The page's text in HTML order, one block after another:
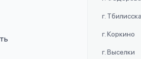
г.
г. Коркино
г. Выселки